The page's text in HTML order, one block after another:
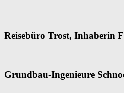
Reisebüro Trost, Inhaberin
Grundbau-Ingenieure